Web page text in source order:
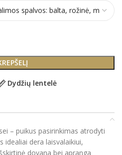
Dydžių lentelė
– puikus pasirinkimas atrodyti
idealiai dera laisvalaikiui,
dovana bei apranga